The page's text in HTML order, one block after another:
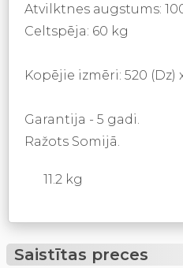
Atvilktnes augstums:
Celtspēja: 60 kg
Kopējie izmēri: 520 (Dz)
Garantija - 5 gadi.
Ražots Somijā.
11.2 kg
Saistītas preces